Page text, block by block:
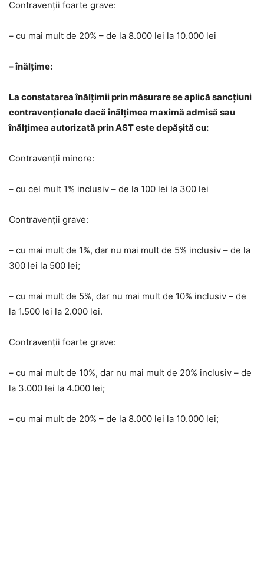
Contravenții foarte grave:
– cu mai mult de 20% – de la 8.000 lei la 10.000 lei
– înălțime:
La constatarea înălțimii prin măsurare se aplică sancțiuni
contravenționale dacă înălțimea maximă admisă sau
înălțimea autorizată prin AST este depășită cu:
Contravenții minore:
– cu cel mult 1% inclusiv – de la 100 lei la 300 lei
Contravenții grave:
– cu mai mult de 1%, dar nu mai mult de 5% inclusiv – de la
300 lei la 500 lei;
– cu mai mult de 5%, dar nu mai mult de 10% inclusiv – de
la 1.500 lei la 2.000 lei.
Contravenții foarte grave:
– cu mai mult de 10%, dar nu mai mult de 20% inclusiv – de
la 3.000 lei la 4.000 lei;
– cu mai mult de 20% – de la 8.000 lei la 10.000 lei;